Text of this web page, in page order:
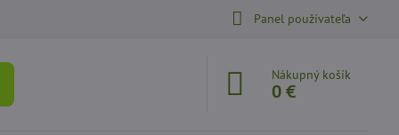
Panel používateľa
Nákupný košík
0 €